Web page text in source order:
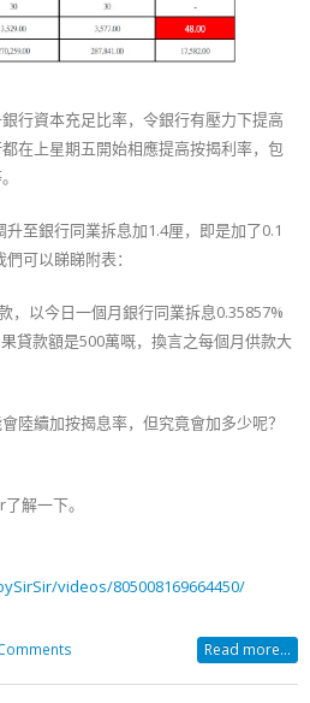
行資本充足比率，令銀行有壓力下提高
在上星期五開始相應提高按揭利率，包
至銀行同業拆息加1.4厘，即是加了0.1
可以睇睇附表：
，以今日一個月銀行同業拆息0.35857%
貸款額是500萬嘅，換言之每個月供款大
陸續加按揭息率，但究竟會加多少呢？
解一下。
videos/805008169664450/
Read more...